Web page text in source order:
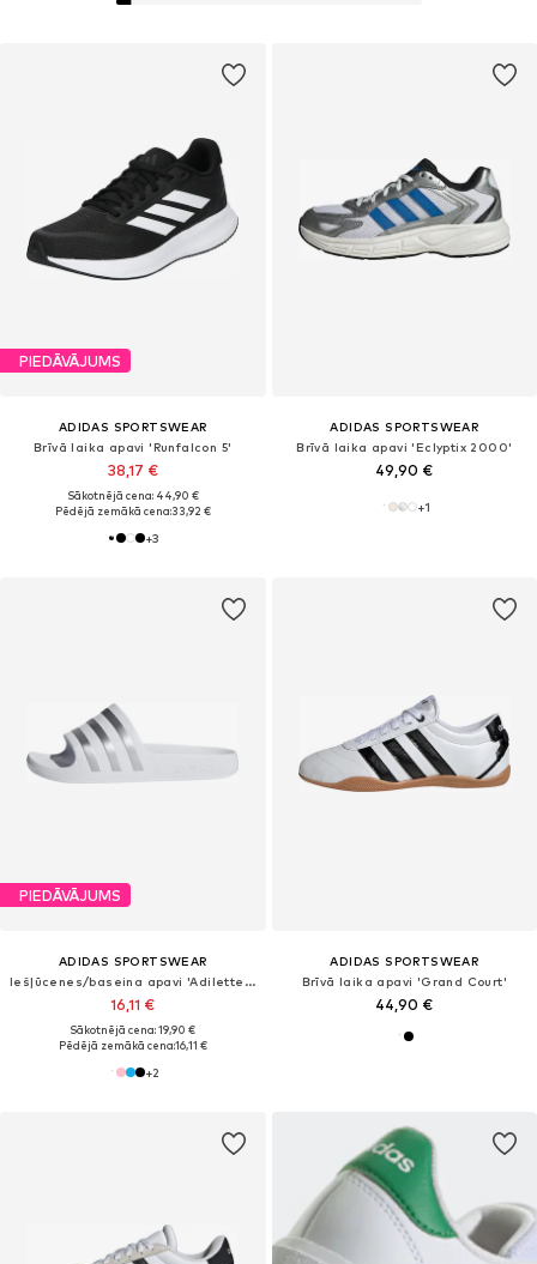
PIEDĀVĀJUMS
ADIDAS SPORTSWEAR
Brīvā laika apavi 'Runfalcon 5'
38,17 €
Sākotnējā cena: 44,90 €
Pēdējā zemākā cena:33,92 €
+3
ADIDAS SPORTSWEAR
Brīvā laika apavi 'Eclyptix 2000'
49,90 €
+1
PIEDĀVĀJUMS
ADIDAS SPORTSWEAR
Iešļūcenes/baseina apavi 'Adilette Aqua'
16,11 €
Sākotnējā cena: 19,90 €
Pēdējā zemākā cena:16,11 €
+2
ADIDAS SPORTSWEAR
Brīvā laika apavi 'Grand Court'
44,90 €